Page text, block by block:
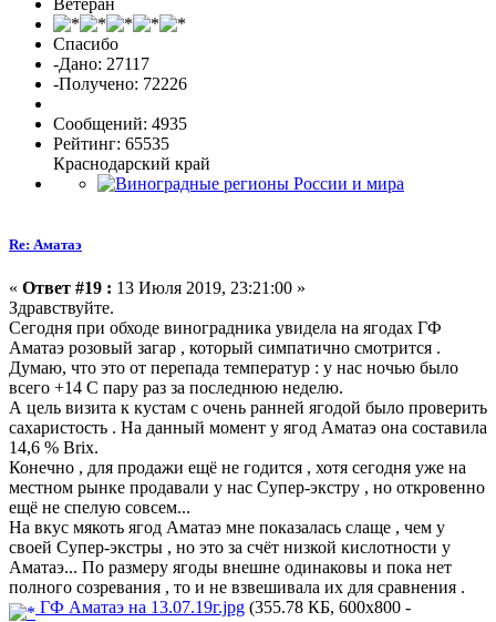
Спасибо
-Дано: 27117
-Получено: 72226
Сообщений: 4935
Рейтинг: 65535
Краснодарский край
Re: Аматаэ
« Ответ #19 : 13 Июля 2019, 23:21:00 »
Здравствуйте.
Сегодня при обходе виноградника увидела на ягодах ГФ
Аматаэ розовый загар , который симпатично смотрится .
Думаю, что это от перепада температур : у нас ночью было
всего +14 С пару раз за последнюю неделю.
А цель визита к кустам с очень ранней ягодой было проверить
сахаристость . На данный момент у ягод Аматаэ она составила
14,6 % Brix.
Конечно , для продажи ещё не годится , хотя сегодня уже на
местном рынке продавали у нас Супер-экстру , но откровенно
ещё не спелую совсем...
На вкус мякоть ягод Аматаэ мне показалась слаще , чем у
своей Супер-экстры , но это за счёт низкой кислотности у
Аматаэ... По размеру ягоды внешне одинаковы и пока нет
полного созревания , то и не взвешивала их для сравнения .
ГФ Аматаэ на 13.07.19г.jpg (355.78 КБ, 600x800 -